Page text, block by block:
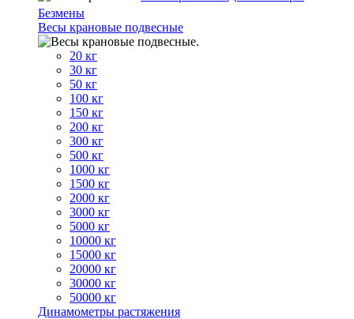
Безмены
Весы крановые подвесные
20 кг
30 кг
50 кг
100 кг
150 кг
200 кг
300 кг
500 кг
1000 кг
1500 кг
2000 кг
3000 кг
5000 кг
10000 кг
15000 кг
20000 кг
30000 кг
50000 кг
Динамометры растяжения